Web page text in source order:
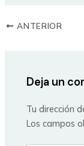
ANTERIOR
Deja un
Tu dirección
Los campos